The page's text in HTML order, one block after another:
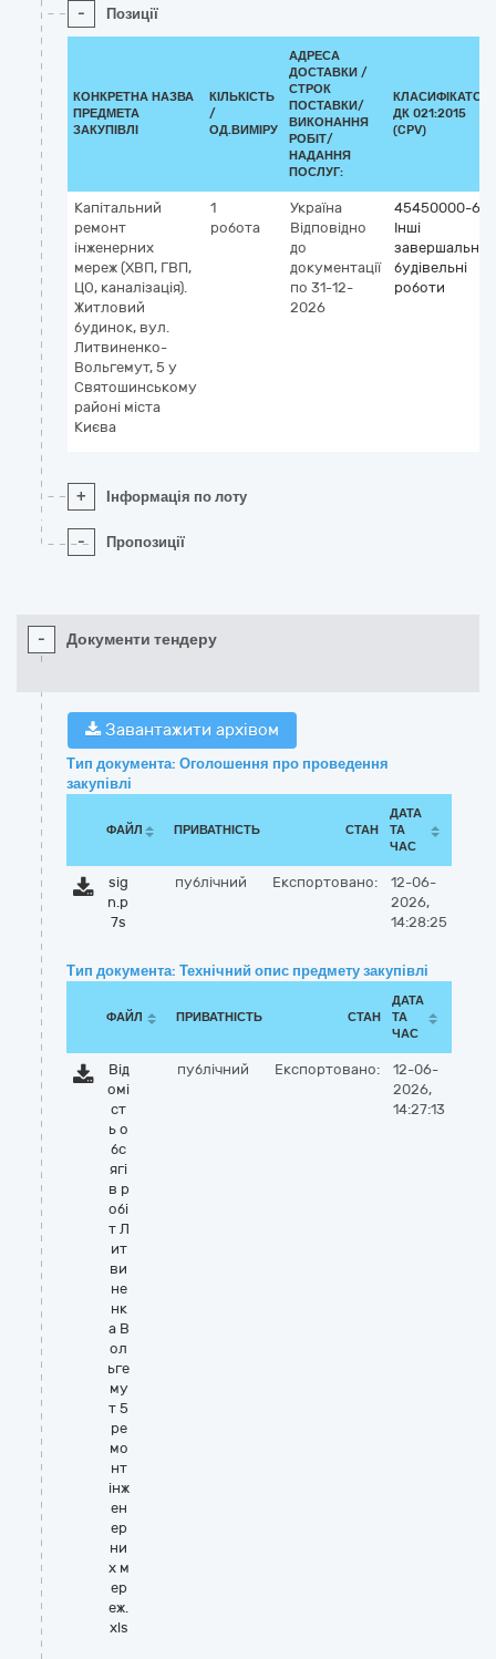
- Позиції
КОНКРЕТНА НАЗВА
ПРЕДМЕТА
ЗАКУПІВЛІ
КІЛЬКІСТЬ
/
ОД.ВИМІРУ
АДРЕСА
ДОСТАВКИ /
СТРОК
ПОСТАВКИ/
ВИКОНАННЯ
РОБІТ/
НАДАННЯ
ПОСЛУГ:
КЛАСИФІКАТОР
ДК 021:2015
(CPV)
Капiтальний
ремонт
iнженерних
мереж (ХВП, ГВП,
ЦО, каналiзацiя).
Житловий
будинок, вул.
Литвиненко-
Вольгемут, 5 у
Святошинському
районі міста
Києва
1
робота
Україна
Відповідно
до
документації
по 31-12-
2026
45450000-6
Інші
завершальні
будівельні
роботи
+ Інформація по лоту
- Пропозиції
- Документи тендеру
Завантажити архівом
Тип документа: Оголошення про проведення
закупівлі
ФАЙЛ ПРИВАТНІСТЬ СТАН
ДАТА
ТА
ЧАС
sig
n.p
7s
публічний Експортовано:
12-06-
2026,
14:28:25
Тип документа: Технічний опис предмету закупівлі
ФАЙЛ ПРИВАТНІСТЬ СТАН
ДАТА
ТА
ЧАС
Від
омі
ст
ь о
бс
ягі
в р
обі
т Л
ит
ви
не
нк
а В
ол
ьге
му
т 5
ре
мо
нт
інж
ен
ер
ни
х м
ер
еж.
xls
публічний Експортовано:
12-06-
2026,
14:27:13